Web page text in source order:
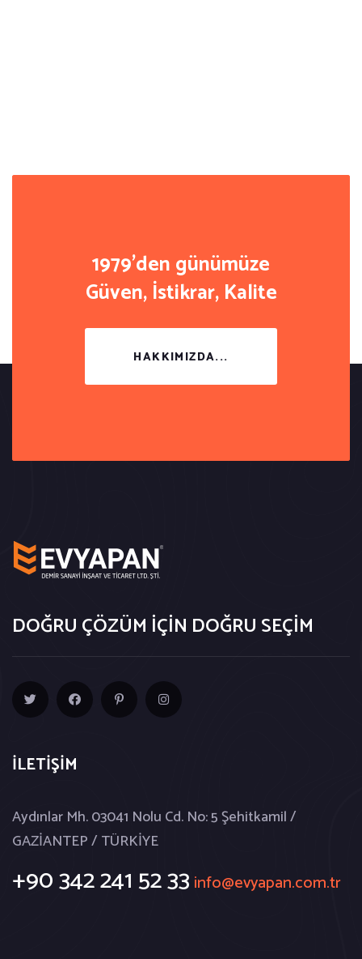
1979'den günümüze
Güven, İstikrar, Kalite
HAKKIMIZDA...
DOĞRU ÇÖZÜM İÇİN DOĞRU SEÇİM
İLETİŞİM
Aydınlar Mh. 03041 Nolu Cd. No: 5 Şehitkamil /
GAZİANTEP / TÜRKİYE
+90 342 241 52 33 info@evyapan.com.tr